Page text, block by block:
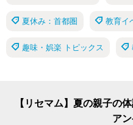
夏休み：首都圏 教育イ
趣味・娯楽 トピックス
【リセマム】夏の親子の
ア